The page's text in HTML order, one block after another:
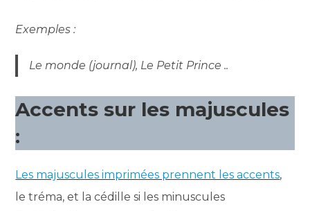
Exemples :
Le monde (journal), Le Petit Prince ..
Accents sur les majuscules
:
Les majuscules imprimées prennent les accents,
le tréma, et la cédille si les minuscules